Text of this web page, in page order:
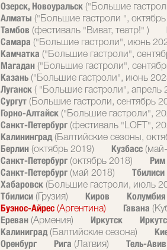
Озерск, Новоуральск ("Большие
Алматы ("Большие гастроли ",
Тамбов (фестиваль "Виват, театр!" )
Самара ("Большие гастроли", июнь
Камчатка ("Большие гастроли",
Магадан ("Большие гастроли",
Казань ("Большие гастроли", июнь
Луганск ( "Большие гастроли", апрель
Сургут (Большие гастроли, сентябрь
Горно-Алтайск ("Большие гастроли",
Санкт-Петербург (фестиваль "LOFT",
Калининград (Балтийские сезоны,
Берлин (октябрь 2019) Кузбасс
Санкт-Петербург (октябрь 2018)
Рим
Санкт-Петербург (май 2018)
Тбилиси
Хабаровск (Большие гастроли, июль
Тбилиси (Грузия) Киров
Буэнос-Айрес (Аргентина) Гавана
Ереван (Армения) Иркутск
Калиниград (Балтийские сезона)
Оренбург
Рига (Латвия) Тель-